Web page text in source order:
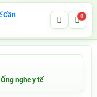
0
Ống nghe y tế